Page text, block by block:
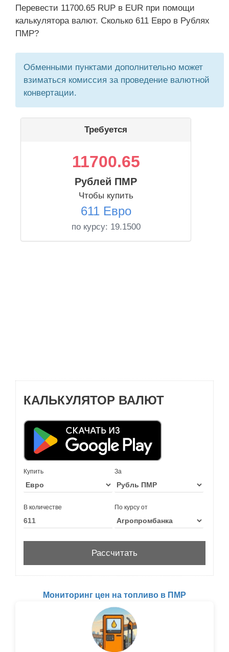
Перевести 11700.65 RUP в EUR при помощи
калькулятора валют. Сколько 611 Евро в Рублях
ПМР?
Обменными пунктами дополнительно может
взиматься комиссия за проведение валютной
конвертации.
Требуется
11700.65
Рублей ПМР
Чтобы купить
611 Евро
по курсу: 19.1500
КАЛЬКУЛЯТОР ВАЛЮТ
Купить За
В количестве По курсу от
Мониторинг цен на топливо в ПМР